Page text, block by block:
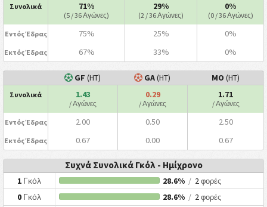
Συνολικά 71%
(5 / 36 Αγώνες)
29%
(2 / 36 Αγώνες)
0%
(0 / 36 Αγώνες)
Εντός Έδρας 75% 25% 0%
Εκτός Έδρας 67% 33% 0%
GF (HT) GA(HT) ΜΟ (HT)
Συνολικά 1.43
/ Αγώνες
0.29
/ Αγώνες
1.71
/ Αγώνες
Εντός Έδρας 2.00 0.50 2.50
Εκτός Έδρας 0.67 0.00 0.67
Συχνά Συνολικά Γκόλ - Ημίχρονο
1 Γκόλ 28.6% / 2φορές
0 Γκόλ 28.6% / 2φορές